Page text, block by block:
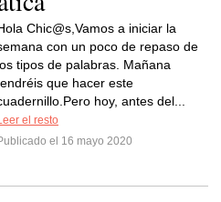
Chic@s,Vamos a iniciar la
con un poco de repaso de
tipos de palabras. Mañana
que hacer este
hoy, antes del...
el resto
el 16 mayo 2020